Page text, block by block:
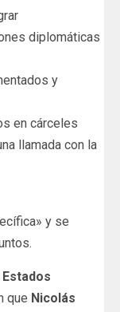
diplomáticas
y
en cárceles
llamada con la
y se
Estados
que Nicolás